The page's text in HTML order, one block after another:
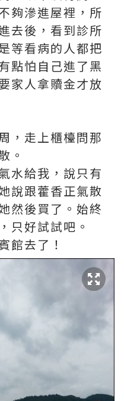
夠滲進屋裡，所
去後，看到診所
等看病的人都把
點怕自己進了黑
家人拿贖金才放
，走上櫃檯問那
。
水給我，說只有
說跟藿香正氣散
然後買了。始終
只好試試吧。
館去了！